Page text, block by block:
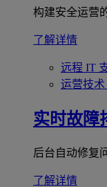
构建安全运营
了解详情
远程 IT
运营技术
实时故障
后台自动修复
了解详情